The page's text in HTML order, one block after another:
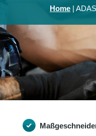
Home |